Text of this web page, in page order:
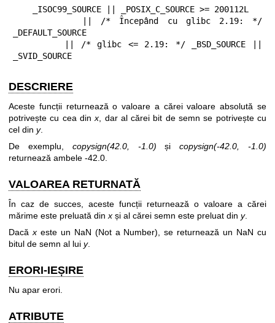
_DEFAULT_SOURCE
_SVID_SOURCE
DESCRIERE
Aceste funcții returnează o valoare a cărei valoare absolută se
potrivește cu cea dinx , dar al cărei bit de semn se potrivește cu
cel din y.
De exemplu, copysign(42.0, -1.0) șicopysign(-42.0, -1.0)
returnează ambele -42.0.
VALOAREA RETURNATĂ
În caz de succes, aceste funcții returnează o valoare a cărei
mărime este preluată din x și al cărei semn este preluat din y.
Dacă xeste un NaN (Not a Number), se returnează un NaN cu
bitul de semn al lui y.
ERORI-IEȘIRE
Nu apar erori.
ATRIBUTE